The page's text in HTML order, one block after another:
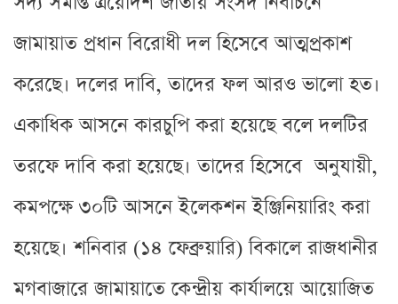
জামায়াত প্রধান বিরোধী দল হিসেবে আত্মপ্রকাশ
করেছে। দলের দাবি, তাদের ফল আরও ভালো হত।
একাধিক আসনে কারচুপি করা হয়েছে বলে দলটির
তরফে দাবি করা হয়েছে। তাদের হিসেবে অনুযায়ী,
কমপক্ষে ৩০টি আসনে ইলেকশন ইঞ্জিনিয়ারিং করা
হয়েছে। শনিবার (১৪ ফেব্রুয়ারি) বিকালে রাজধানীর
মগবাজারে জামায়াতে কেন্দ্রীয় কার্যালয়ে আয়োজিত